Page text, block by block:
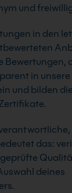
und
in den
Bewertungen,
in unsere
und bilden
das:
deines